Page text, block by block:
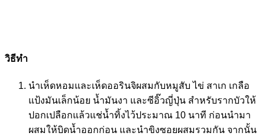
วิธีทำ
นำเห็ดหอมและเห็ดออรินจิผสมกับหมูสับ ไข่ สาเก เกลือ
แป้งมันเล็กน้อย น้ำมันงา และซีอิ๊วญี่ปุ่น สำหรับรากบัวให้
ปอกเปลือกแล้วแช่น้ำทิ้งไว้ประมาณ 10 นาที ก่อนนำมา
ผสมให้บิดน้ำออกก่อน และนำขิงซอยผสมรวมกัน จากนั้น